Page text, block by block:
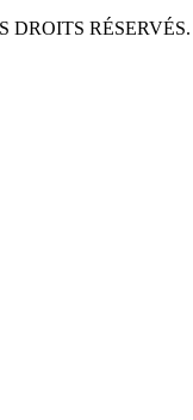
DROITS